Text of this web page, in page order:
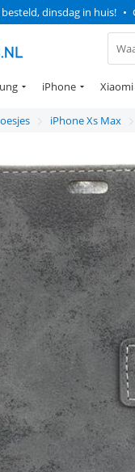
dinsdag in huis! •
iPhone Xiaomi
iPhone Xs Max